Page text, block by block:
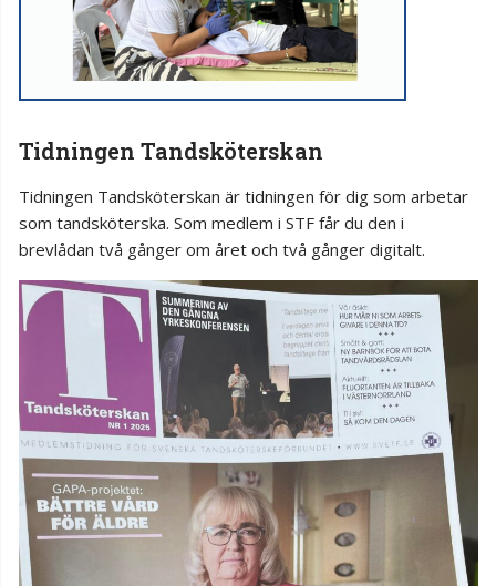
Tidningen Tandsköterskan
Tidningen Tandsköterskan är tidningen för dig som arbetar
som tandsköterska. Som medlem i STF får du den i
brevlådan två gånger om året och två gånger digitalt.